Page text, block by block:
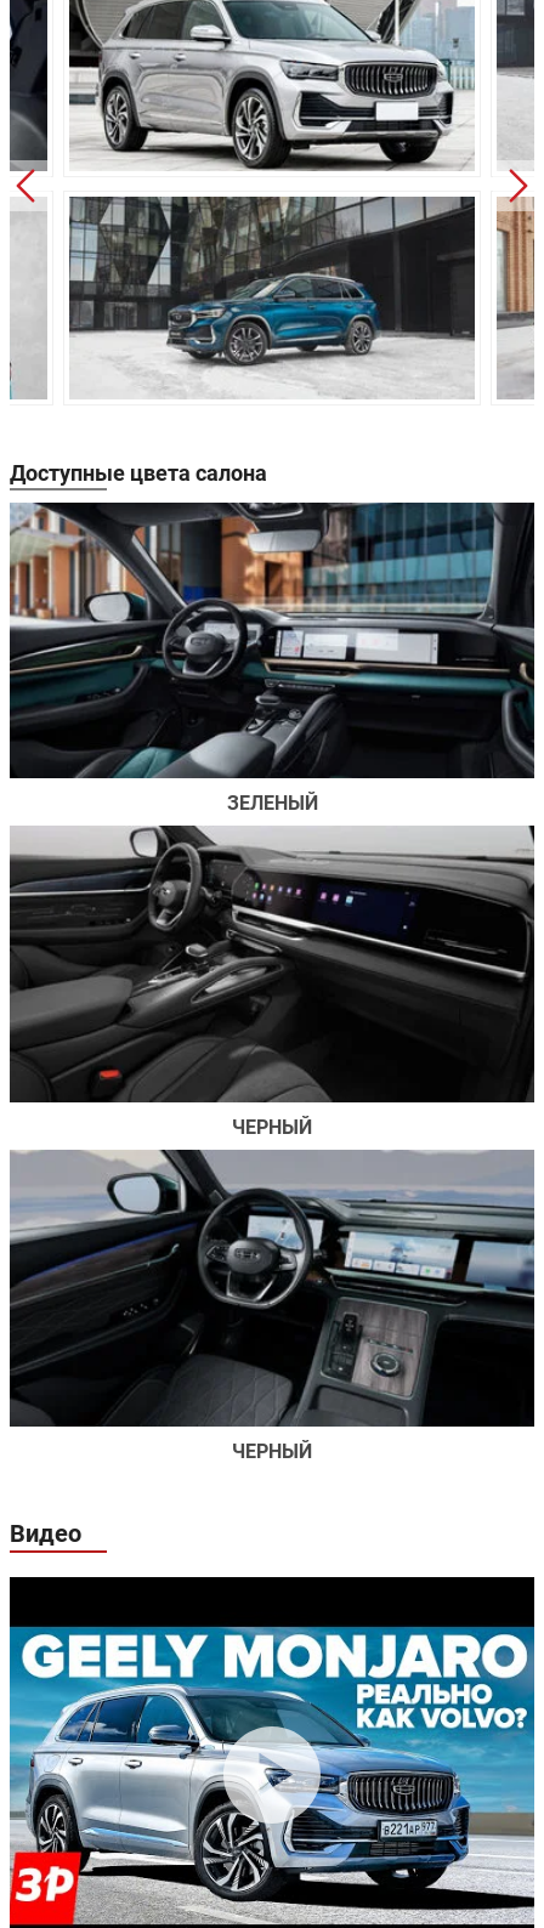
Передняя подвеска:
Независимая,
пружинная
Задняя подвеска:
Независимая,
пружинная
Передние тормоза:
Дисковые
Задние тормоза: Дисковые
Производство: Белоруссия
Гарантия:
5 лет или 150 000 км
пробега
Доступные цвета салона
ЗЕЛЕНЫЙ
ЧЕРНЫЙ
ЧЕРНЫЙ
Видео